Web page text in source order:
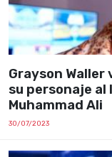
Grayson
su personaje
Muhammad Ali
30/07/2023